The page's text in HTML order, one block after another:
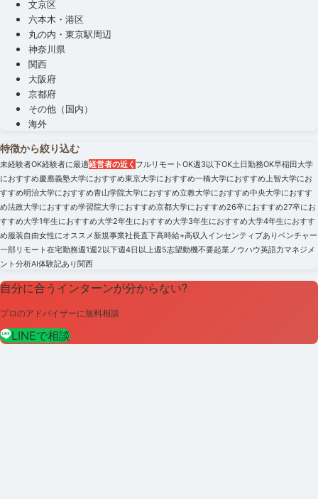
文京区
六本木・港区
丸の内・東京駅周辺
神奈川県
関西
大阪府
京都府
その他（国内）
海外
特徴から絞り込む
未経験者OK経験者に最適経営者の近く フルリモートOK週3以下OK土日勤務OK早稲田大学
におすすめ慶應義塾大学におすすめ東京大学におすすめ一橋大学におすすめ上智大学にお
すすめ明治大学におすすめ青山学院大学におすすめ立教大学におすすめ中央大学におすす
め法政大学におすすめ学習院大学におすすめ京都大学におすすめ26卒におすすめ27卒にお
すすめ大学1年生におすすめ大学2年生におすすめ大学3年生におすすめ大学4年生におすす
め服装自由女性にオススメ新規事業社長直下高時給+高収入 インセンティブありベンチャー
一部リモート在宅勤務週1週2以下週4日以上週5志望動機不要起業ノウハウ英語力マネジメ
ント分析AI体験記あり関西
自分に合うインターンが分からない?
プロのアドバイザーに無料相談
LINEで相談